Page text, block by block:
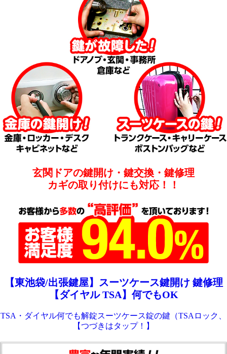
玄関ドアの鍵開け・鍵交換・鍵修理
カギの取り付けにも対応！！
【東池袋/出張鍵屋】スーツケース鍵開け 鍵修理
【ダイヤル TSA】何でもOK
TSA・ダイヤル何でも解錠スーツケース錠の鍵（TSAロック、
【つづきはタップ！】